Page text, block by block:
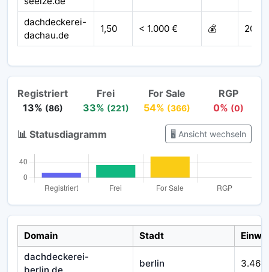
dachdeckerei-
dachau.de
1,50 < 1.000 € 💰 2021
Registriert
13% (86)
Frei
33% (221)
For Sale
54% (366)
RGP
0% (0)
📊 Statusdiagramm 🖥️ Ansicht wechseln
Domain Stadt
dachdeckerei-
berlin